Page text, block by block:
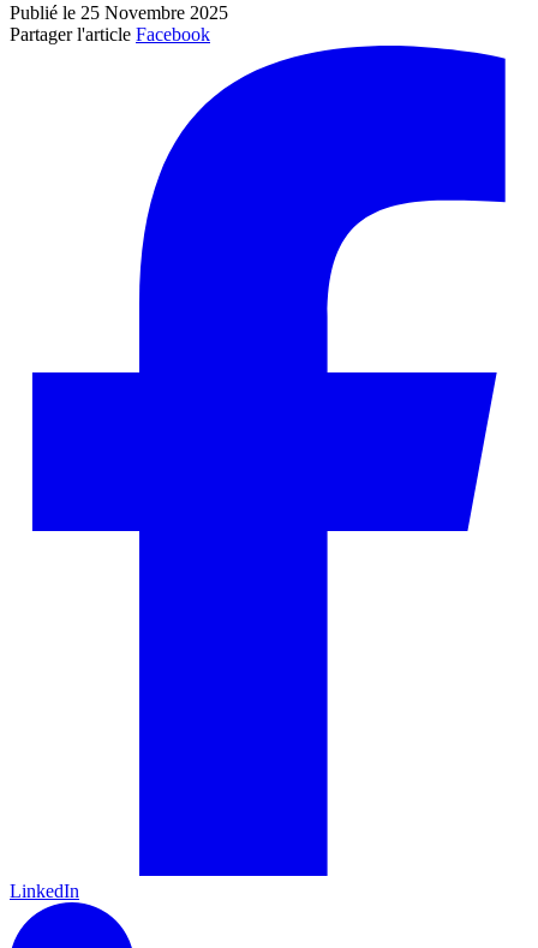
Publié le 25 Novembre 2025
Partager l'article Facebook
LinkedIn